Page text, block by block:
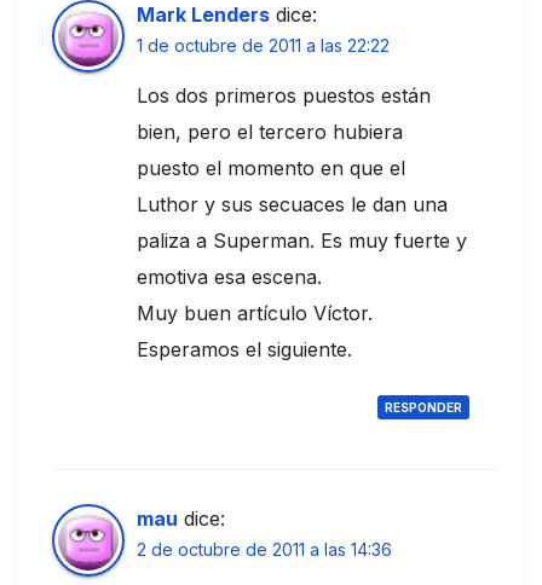
Mark Lenders dice:
1 de octubre de 2011 a las 22:22
Los dos primeros puestos están
bien, pero el tercero hubiera
puesto el momento en que el
Luthor y sus secuaces le dan una
paliza a Superman. Es muy fuerte y
emotiva esa escena.
Muy buen artículo Víctor.
Esperamos el siguiente.
RESPONDER
mau dice:
2 de octubre de 2011 a las 14:36